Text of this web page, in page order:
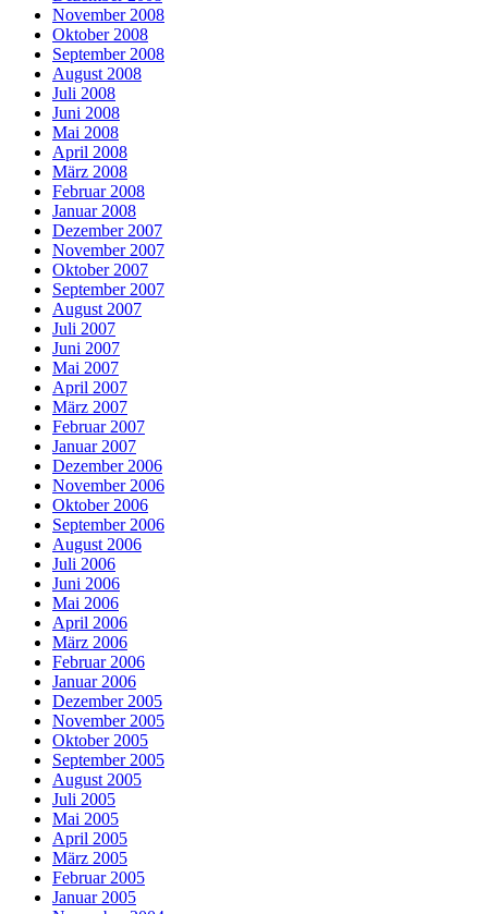
November 2008
Oktober 2008
September 2008
August 2008
Juli 2008
Juni 2008
Mai 2008
April 2008
März 2008
Februar 2008
Januar 2008
Dezember 2007
November 2007
Oktober 2007
September 2007
August 2007
Juli 2007
Juni 2007
Mai 2007
April 2007
März 2007
Februar 2007
Januar 2007
Dezember 2006
November 2006
Oktober 2006
September 2006
August 2006
Juli 2006
Juni 2006
Mai 2006
April 2006
März 2006
Februar 2006
Januar 2006
Dezember 2005
November 2005
Oktober 2005
September 2005
August 2005
Juli 2005
Mai 2005
April 2005
März 2005
Februar 2005
Januar 2005